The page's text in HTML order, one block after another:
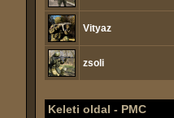
Vityaz
zsoli
Keleti oldal - PMC